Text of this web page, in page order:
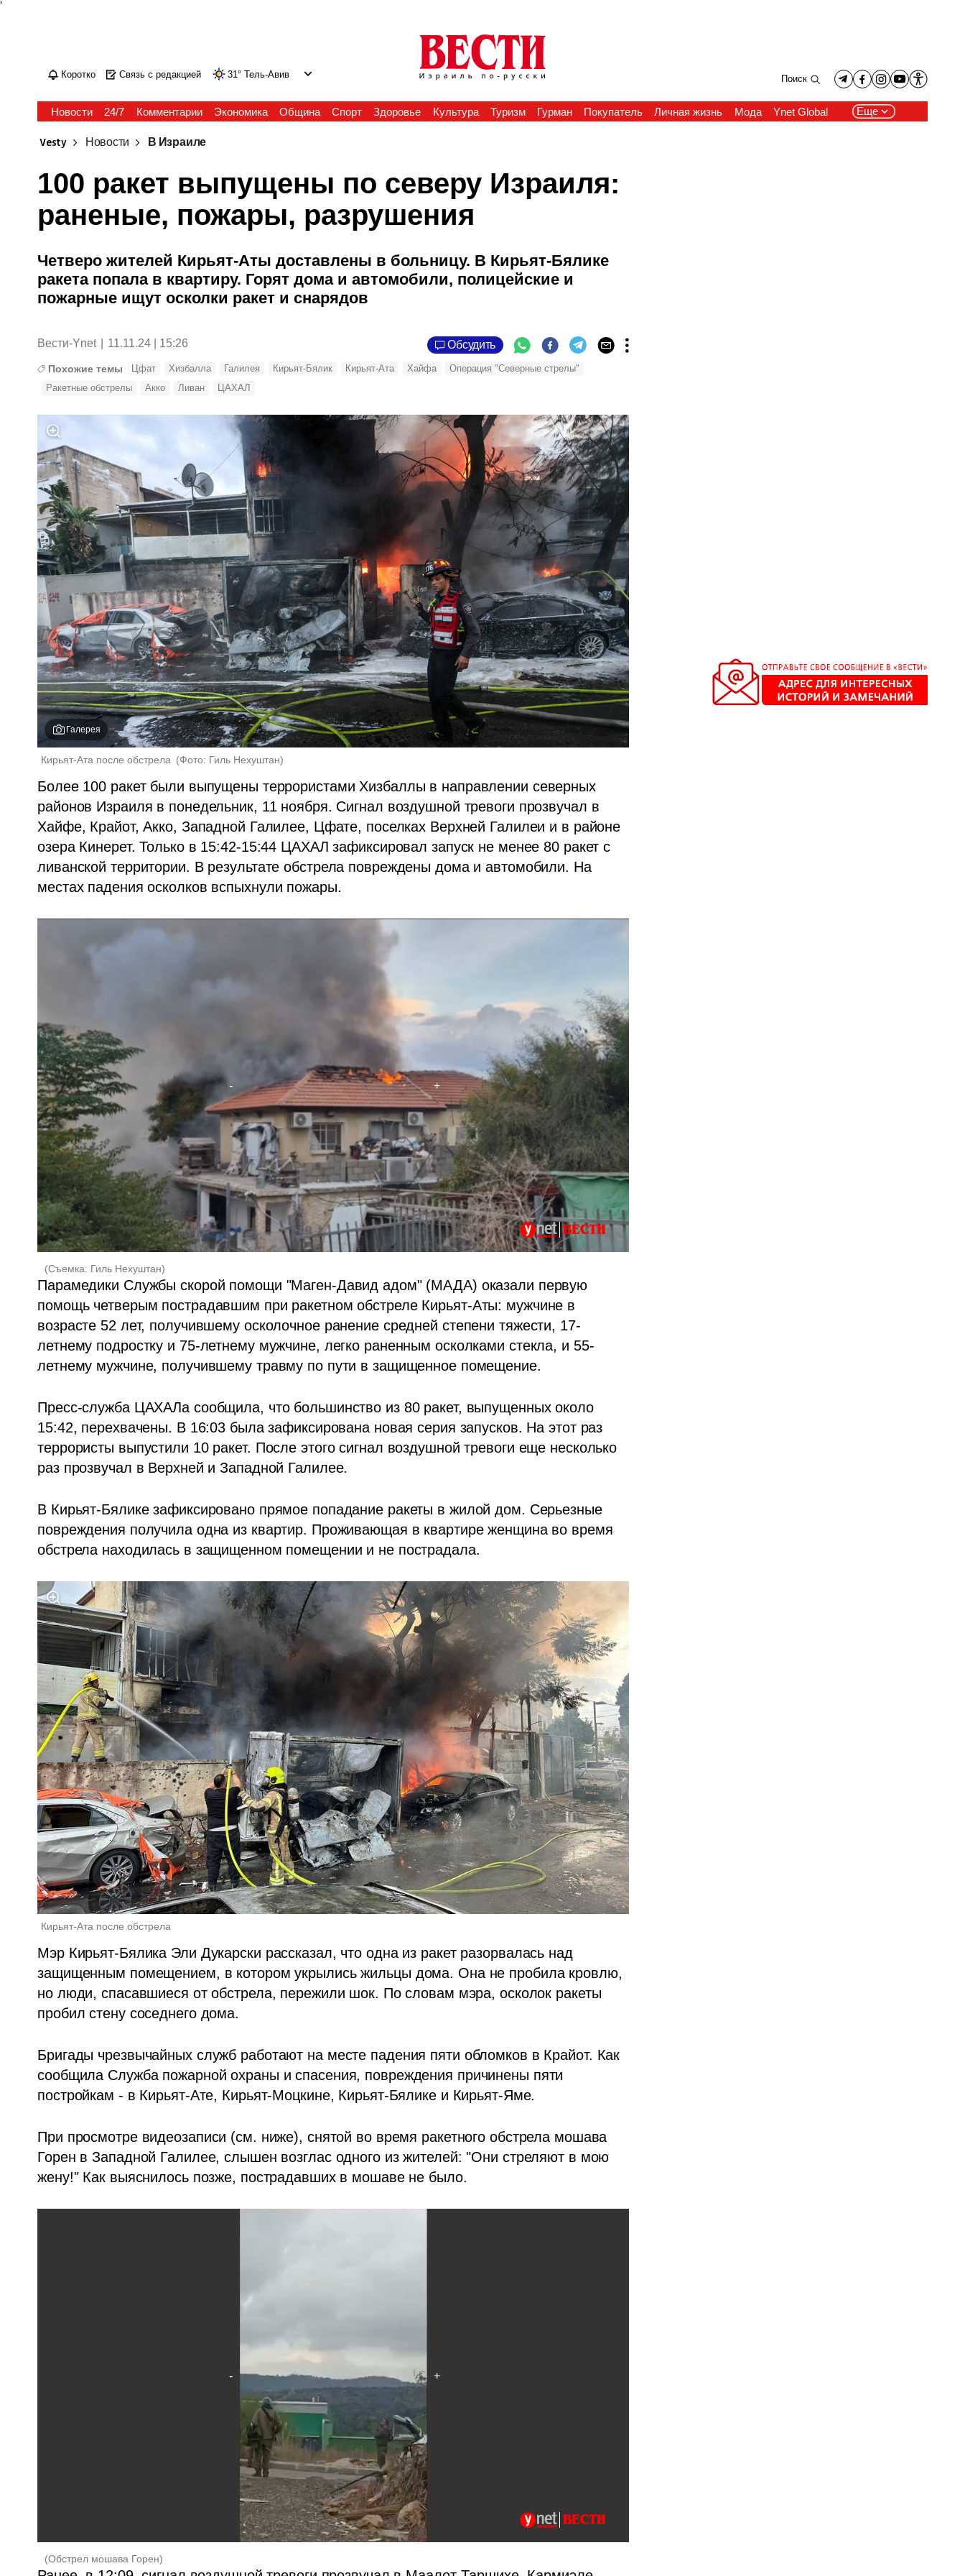
'
Коротко Связь с редакцией 31° Тель-Авив Поиск
Новости 24/7 Комментарии Экономика Община Спорт Здоровье Культура Туризм Гурман Покупатель Личная жизнь Мода Ynet Global Еще
Vesty Новости В Израиле
100 ракет выпущены по северу Израиля:
раненые, пожары, разрушения
Четверо жителей Кирьят-Аты доставлены в больницу. В Кирьят-Бялике
ракета попала в квартиру. Горят дома и автомобили, полицейские и
пожарные ищут осколки ракет и снарядов
Вести-Ynet 11.11.24 | 15:26 Обсудить
Похожие темы Цфат Хизбалла Галилея Кирьят-Бялик Кирьят-Ата Хайфа
Операция "Северные стрелы"
Ракетные обстрелы
Акко Ливан ЦАХАЛ
Галерея
Кирьят-Ата после обстрела (Фото: Гиль Нехуштан)
Более 100 ракет были выпущены террористами Хизбаллы в направлении северных
районов Израиля в понедельник, 11 ноября. Сигнал воздушной тревоги прозвучал в
Хайфе, Крайот, Акко, Западной Галилее, Цфате, поселках Верхней Галилеи и в районе
озера Кинерет. Только в 15:42-15:44 ЦАХАЛ зафиксировал запуск не менее 80 ракет с
ливанской территории. В результате обстрела повреждены дома и автомобили. На
местах падения осколков вспыхнули пожары.
(Съемка: Гиль Нехуштан)
Парамедики Службы скорой помощи "Маген-Давид адом" (МАДА) оказали первую
помощь четверым пострадавшим при ракетном обстреле Кирьят-Аты: мужчине в
возрасте 52 лет, получившему осколочное ранение средней степени тяжести, 17-
летнему подростку и 75-летнему мужчине, легко раненным осколками стекла, и 55-
летнему мужчине, получившему травму по пути в защищенное помещение.
Пресс-служба ЦАХАЛа сообщила, что большинство из 80 ракет, выпущенных около
15:42, перехвачены. В 16:03 была зафиксирована новая серия запусков. На этот раз
террористы выпустили 10 ракет. После этого сигнал воздушной тревоги еще несколько
раз прозвучал в Верхней и Западной Галилее.
В Кирьят-Бялике зафиксировано прямое попадание ракеты в жилой дом. Серьезные
повреждения получила одна из квартир. Проживающая в квартире женщина во время
обстрела находилась в защищенном помещении и не пострадала.
Кирьят-Ата после обстрела
Мэр Кирьят-Бялика Эли Дукарски рассказал, что одна из ракет разорвалась над
защищенным помещением, в котором укрылись жильцы дома. Она не пробила кровлю,
но люди, спасавшиеся от обстрела, пережили шок. По словам мэра, осколок ракеты
пробил стену соседнего дома.
Бригады чрезвычайных служб работают на месте падения пяти обломков в Крайот. Как
сообщила Служба пожарной охраны и спасения, повреждения причинены пяти
постройкам - в Кирьят-Ате, Кирьят-Моцкине, Кирьят-Бялике и Кирьят-Яме.
При просмотре видеозаписи (см. ниже), снятой во время ракетного обстрела мошава
Горен в Западной Галилее, слышен возглас одного из жителей: "Они стреляют в мою
жену!" Как выяснилось позже, пострадавших в мошаве не было.
(Обстрел мошава Горен)